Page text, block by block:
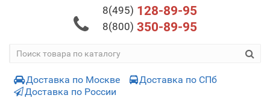
8(495) 128-89-95
8(800) 350-89-95
Доставка по Москве
Доставка по СПб
Доставка по России